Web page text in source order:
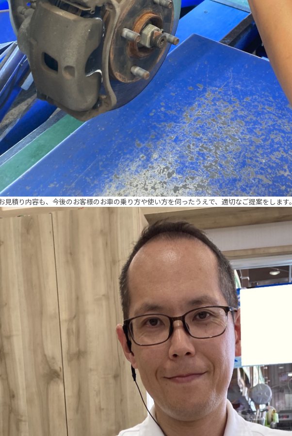
見積り内容も、今後のお客様のお車の乗り方や使い方を伺ったうえで、適切なご提案をします。